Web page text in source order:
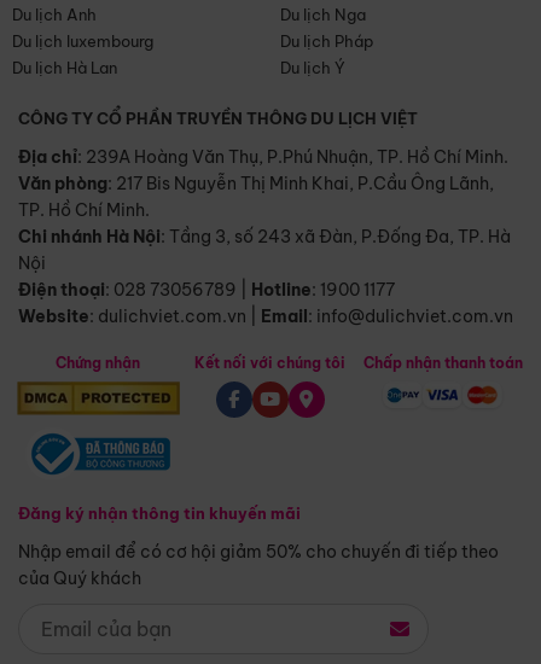
Du lịch Anh
Du lịch Nga
Du lịch luxembourg
Du lịch Pháp
Du lịch Hà Lan
Du lịch Ý
CÔNG TY CỔ PHẦN TRUYỀN THÔNG DU LỊCH VIỆT
Địa chỉ: 239A Hoàng Văn Thụ, P.Phú Nhuận, TP. Hồ Chí Minh.
Văn phòng: 217 Bis Nguyễn Thị Minh Khai, P.Cầu Ông Lãnh,
TP. Hồ Chí Minh.
Chi nhánh Hà Nội: Tầng 3, số 243 xã Đàn, P.Đống Đa, TP. Hà
Nội
Điện thoại: 028 73056789 Hotline: 1900 1177
Website: dulichviet.com.vn Email: info@dulichviet.com.vn
Chứng nhận
Đăng ký nhận thông tin khuyến mãi
Nhập email để có cơ hội giảm 50% cho chuyến đi tiếp theo
của Quý khách
Kết nối với chúng tôi Chấp nhận thanh toán